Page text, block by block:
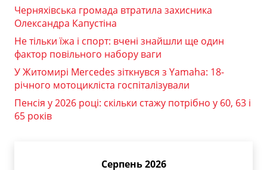
Черняхівська громада втратила захисника
Олександра Капустіна
Не тільки їжа і спорт: вчені знайшли ще один
фактор повільного набору ваги
У Житомирі Mercedes зіткнувся з Yamaha: 18-
річного мотоцикліста госпіталізували
Пенсія у 2026 році: скільки стажу потрібно у 60, 63 і
65 років
Серпень 2026